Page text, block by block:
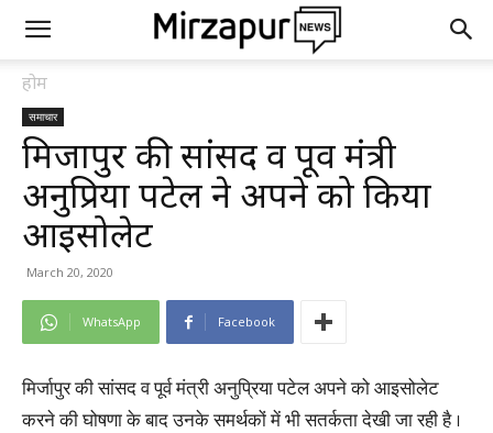
होम
समाचार
मिर्जापुर की सांसद व पूर्व मंत्री
अनुप्रिया पटेल ने अपने को किया
आइसोलेट
March 20, 2020
WhatsApp Facebook
मिर्जापुर की सांसद व पूर्व मंत्री अनुप्रिया पटेल अपने को आइसोलेट
करने की घोषणा के बाद उनके समर्थकों में भी सतर्कता देखी जा रही है ।